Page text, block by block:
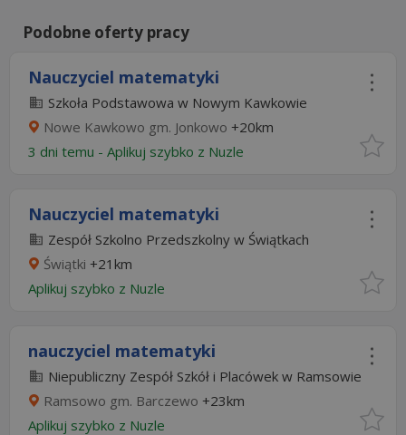
Podobne oferty pracy
Nauczyciel matematyki
Szkoła Podstawowa w Nowym Kawkowie
Nowe Kawkowo gm. Jonkowo +20km
3 dni temu - Aplikuj szybko z Nuzle
Nauczyciel matematyki
Zespół Szkolno Przedszkolny w Świątkach
Świątki +21km
Aplikuj szybko z Nuzle
nauczyciel matematyki
Niepubliczny Zespół Szkół i Placówek w Ramsowie
Ramsowo gm. Barczewo +23km
Aplikuj szybko z Nuzle